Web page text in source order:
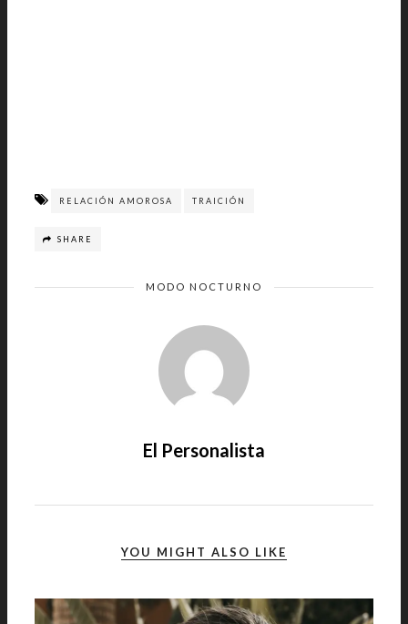
RELACIÓN AMOROSA TRAICIÓN
SHARE
MODO NOCTURNO
El Personalista
YOU MIGHT ALSO LIKE